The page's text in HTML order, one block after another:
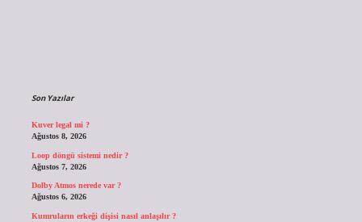
Son Yazılar
Kuver legal mi ?
Ağustos 8, 2026
Loop döngü sistemi nedir ?
Ağustos 7, 2026
Dolby Atmos nerede var ?
Ağustos 6, 2026
Kumruların erkeği dişisi nasıl anlaşılır ?